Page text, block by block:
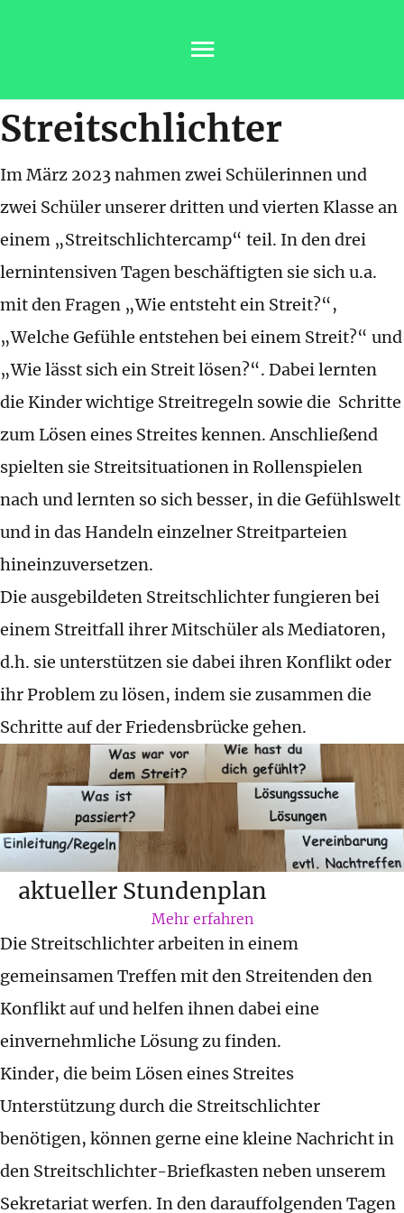
Streitschlichter
Im März 2023 nahmen zwei Schülerinnen und
zwei Schüler unserer dritten und vierten Klasse an
einem „Streitschlichtercamp“ teil. In den drei
lernintensiven Tagen beschäftigten sie sich u.a.
mit den Fragen „Wie entsteht ein Streit?“,
„Welche Gefühle entstehen bei einem Streit?“ und
„Wie lässt sich ein Streit lösen?“. Dabei lernten
die Kinder wichtige Streitregeln sowie die Schritte
zum Lösen eines Streites kennen. Anschließend
spielten sie Streitsituationen in Rollenspielen
nach und lernten so sich besser, in die Gefühlswelt
und in das Handeln einzelner Streitparteien
hineinzuversetzen.
Die ausgebildeten Streitschlichter fungieren bei
einem Streitfall ihrer Mitschüler als Mediatoren,
d.h. sie unterstützen sie dabei ihren Konflikt oder
ihr Problem zu lösen, indem sie zusammen die
Schritte auf der Friedensbrücke gehen.
aktueller Stundenplan
Mehr erfahren
Die Streitschlichter arbeiten in einem
gemeinsamen Treffen mit den Streitenden den
Konflikt auf und helfen ihnen dabei eine
einvernehmliche Lösung zu finden.
Kinder, die beim Lösen eines Streites
Unterstützung durch die Streitschlichter
benötigen, können gerne eine kleine Nachricht in
den Streitschlichter-Briefkasten neben unserem
Sekretariat werfen. In den darauffolgenden Tagen